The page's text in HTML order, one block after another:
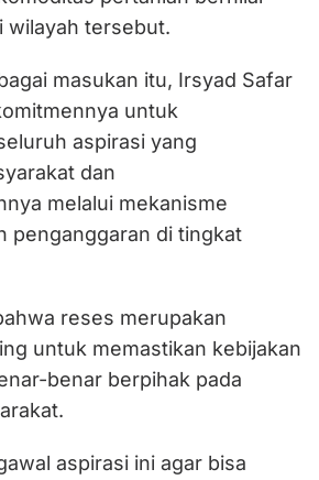
wilayah tersebut.
masukan itu, Irsyad Safar
untuk
aspirasi yang
dan
melalui mekanisme
penganggaran di tingkat
reses merupakan
untuk memastikan kebijakan
benar berpihak pada
aspirasi ini agar bisa